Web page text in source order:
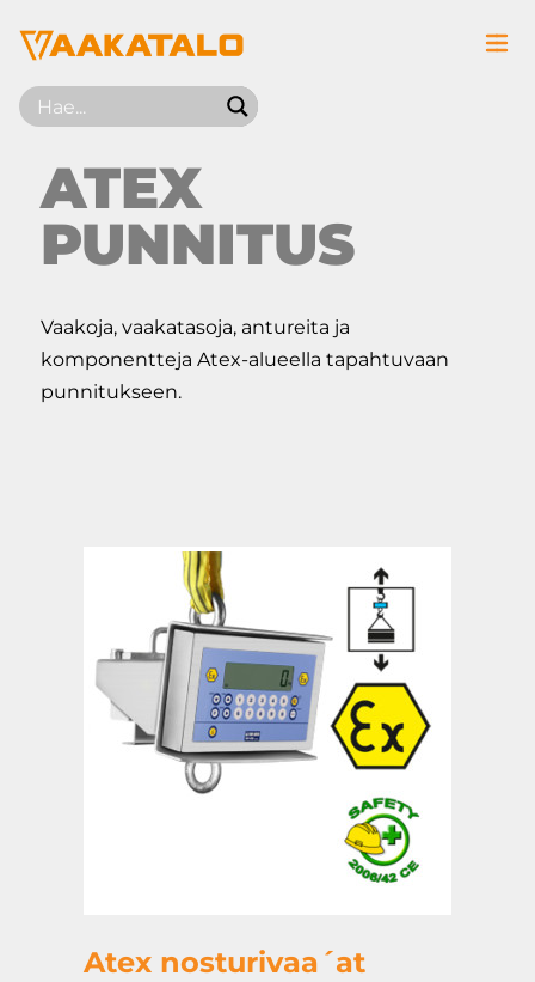
ATEX
PUNNITUS
Vaakoja, vaakatasoja, antureita ja
komponentteja Atex-alueella tapahtuvaan
punnitukseen.
Atex nosturivaa´at